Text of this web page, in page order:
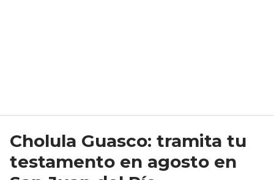
Cholula Guasco: tramita tu
testamento en agosto en